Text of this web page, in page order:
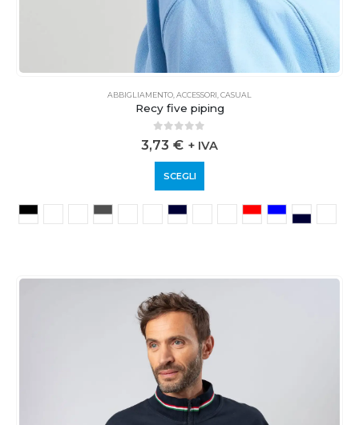
ABBIGLIAMENTO ACCESSORI CASUAL
Recy five piping
0out of 5
3,73 € + IVA
SCEGLI